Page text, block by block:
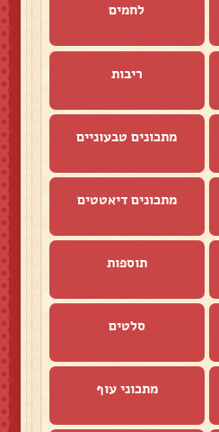
לחמים
ריבות
מתכונים טבעוניים
מתכונים דיאטטים
תוספות
סלטים
מתכוני עוף